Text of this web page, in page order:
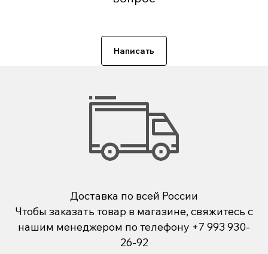
Написать
Доставка по всей России
Чтобы заказать товар в магазине, свяжитесь с
нашим менеджером по телефону +7 993 930-
26-92